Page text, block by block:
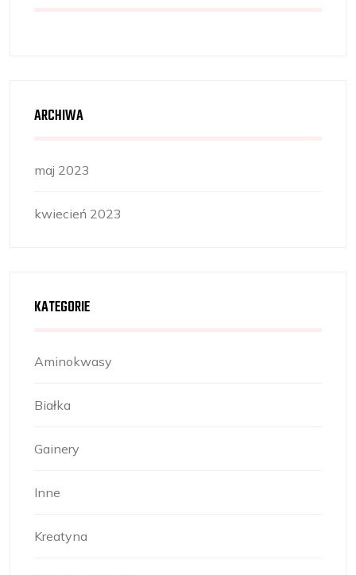
ARCHIWA
maj 2023
kwiecień 2023
KATEGORIE
Aminokwasy
Białka
Gainery
Inne
Kreatyna